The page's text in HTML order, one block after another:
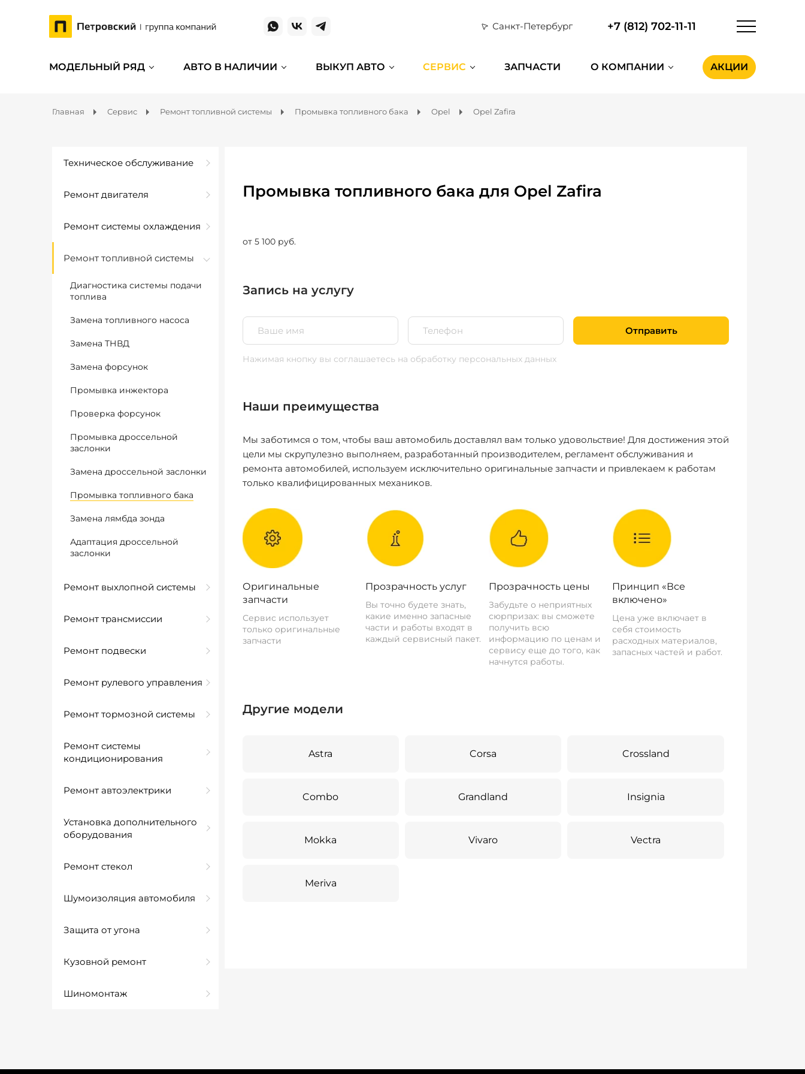
Санкт-Петербург +7 (812) 702-11-11
МОДЕЛЬНЫЙ РЯД АВТО В НАЛИЧИИ ВЫКУП АВТО СЕРВИС ЗАПЧАСТИ О КОМПАНИИ АКЦИИ
Главная Сервис Ремонт топливной системы Промывка топливного бака Opel Opel Zafira
Техническое обслуживание
Ремонт двигателя
Ремонт системы охлаждения
Ремонт топливной системы
Диагностика системы подачи
топлива
Замена топливного насоса
Замена ТНВД
Замена форсунок
Промывка инжектора
Проверка форсунок
Промывка дроссельной
заслонки
Замена дроссельной заслонки
Промывка топливного бака
Замена лямбда зонда
Адаптация дроссельной
заслонки
Ремонт выхлопной системы
Ремонт трансмиссии
Ремонт подвески
Ремонт рулевого управления
Ремонт тормозной системы
Ремонт системы
кондиционирования
Ремонт автоэлектрики
Установка дополнительного
оборудования
Ремонт стекол
Шумоизоляция автомобиля
Защита от угона
Кузовной ремонт
Шиномонтаж
Промывка топливного бака для Opel Zafira
от 5 100 руб.
Запись на услугу
Отправить
Нажимая кнопку вы соглашаетесь на обработку персональных данных
Наши преимущества
Мы заботимся о том, чтобы ваш автомобиль доставлял вам только удовольствие! Для достижения этой
цели мы скрупулезно выполняем, разработанный производителем, регламент обслуживания и
ремонта автомобилей, используем исключительно оригинальные запчасти и привлекаем к работам
только квалифицированных механиков.
Оригинальные
запчасти
Сервис использует
только оригинальные
запчасти
Прозрачность услуг
Вы точно будете знать,
какие именно запасные
части и работы входят в
каждый сервисный пакет.
Прозрачность цены
Забудьте о неприятных
сюрпризах: вы сможете
получить всю
информацию по ценам и
сервису еще до того, как
начнутся работы.
Принцип «Все
включено»
Цена уже включает в
себя стоимость
расходных материалов,
запасных частей и работ.
Другие модели
Astra Corsa Crossland
Combo Grandland Insignia
Mokka Vivaro Vectra
Meriva